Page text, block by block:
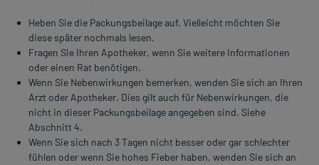
Heben Sie die Packungsbeilage auf. Vielleicht möchten Sie
diese später nochmals lesen.
Fragen Sie Ihren Apotheker, wenn Sie weitere Informationen
oder einen Rat benötigen.
Wenn Sie Nebenwirkungen bemerken, wenden Sie sich an Ihren
Arzt oder Apotheker. Dies gilt auch für Nebenwirkungen, die
nicht in dieser Packungsbeilage angegeben sind. Siehe
Abschnitt 4.
Wenn Sie sich nach 3 Tagen nicht besser oder gar schlechter
fühlen oder wenn Sie hohes Fieber haben, wenden Sie sich an